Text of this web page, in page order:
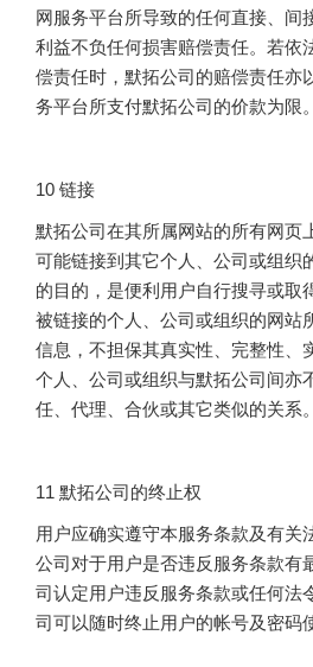
网服务平台所导致的任何直接、间
利益不负任何损害赔偿责任。若依
偿责任时，默拓公司的赔偿责任亦
务平台所支付默拓公司的价款为限。
10 链接
默拓公司在其所属网站的所有网页
可能链接到其它个人、公司或组织
的目的，是便利用户自行搜寻或取
被链接的个人、公司或组织的网站
信息，不担保其真实性、完整性、
个人、公司或组织与默拓公司间亦
任、代理、合伙或其它类似的关系。
11 默拓公司的终止权
用户应确实遵守本服务条款及有关
公司对于用户是否违反服务条款有
司认定用户违反服务条款或任何法
司可以随时终止用户的帐号及密码